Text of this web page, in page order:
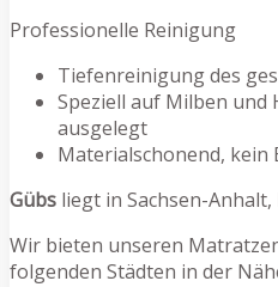
Professionelle Reinigung
Tiefenreinigung des
Speziell auf Milben und
ausgelegt
Materialschonend, kein
Gübs liegt in Sachsen-Anhalt,
Wir bieten unseren
folgenden Städten in der